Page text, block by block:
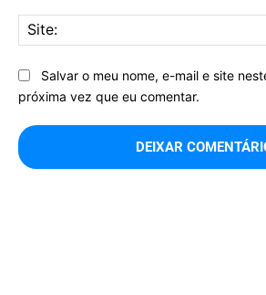
Salvar o meu nome, e-mail e site
próxima vez que eu comentar.